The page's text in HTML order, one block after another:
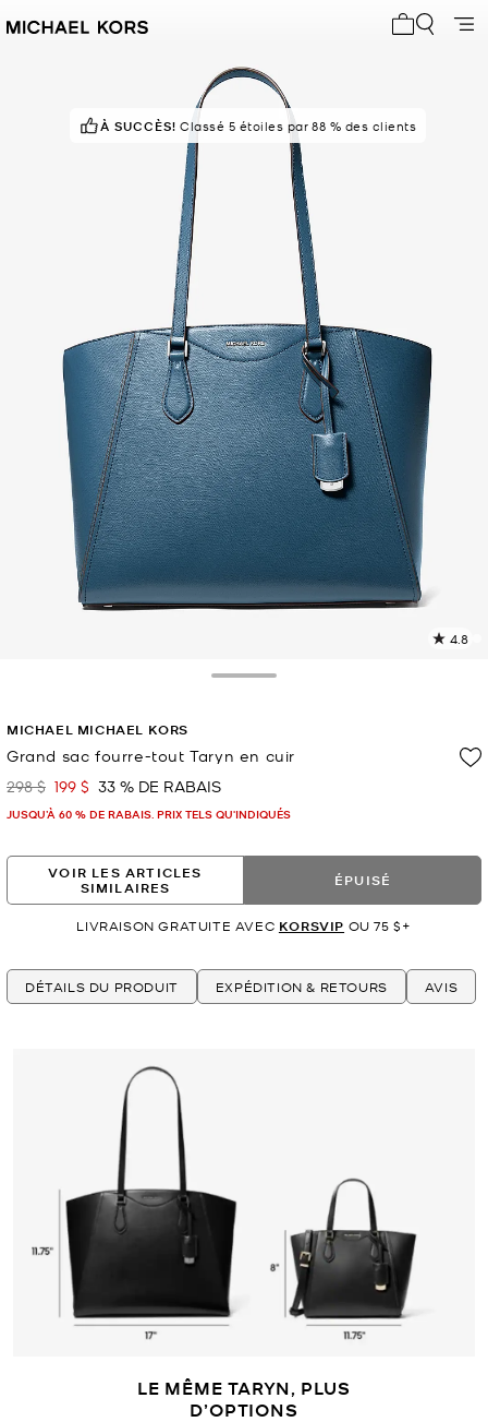
À SUCCÈS! Classé 5 étoiles par 88 % des clients
POPULAIRE !27 vus récemment
4.8
MICHAEL MICHAEL KORS
Grand sac fourre-tout Taryn en cuir
était
298 $ maintenant
199 $ 33 % DE RABAIS
JUSQU’À 60 % DE RABAIS. PRIX TELS QU'INDIQUÉS
VOIR LES ARTICLES
SIMILAIRES
ÉPUISÉ
LIVRAISON GRATUITE AVEC KORSVIP OU 75 $+
DÉTAILS DU PRODUIT EXPÉDITION & RETOURS AVIS
LE MÊME TARYN, PLUS
D’OPTIONS